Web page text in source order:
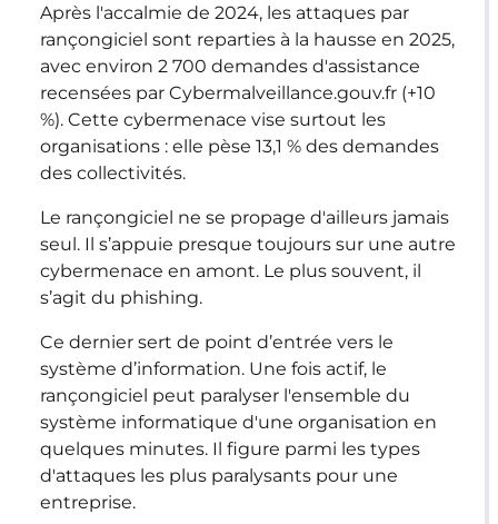
Après l'accalmie de 2024, les attaques par
rançongiciel sont reparties à la hausse en 2025,
avec environ 2 700 demandes d'assistance
recensées par Cybermalveillance.gouv.fr (+10
%). Cette cybermenace vise surtout les
organisations : elle pèse 13,1 % des demandes
des collectivités.
Le rançongiciel ne se propage d'ailleurs jamais
seul. Il s’appuie presque toujours sur une autre
cybermenace en amont. Le plus souvent, il
s’agit du phishing.
Ce dernier sert de point d’entrée vers le
système d’information. Une fois actif, le
rançongiciel peut paralyser l'ensemble du
système informatique d'une organisation en
quelques minutes. Il figure parmi les types
d'attaques les plus paralysants pour une
entreprise.